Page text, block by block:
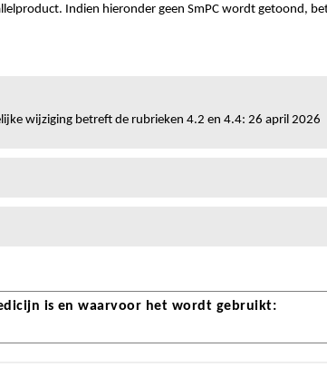
Indien hieronder geen SmPC wordt getoond,
wijziging betreft de rubrieken 4.2 en 4.4: 26 april 2026
is en waarvoor het wordt gebruikt: